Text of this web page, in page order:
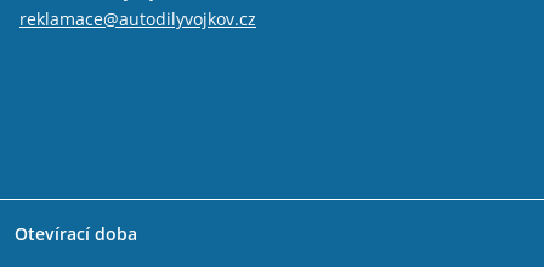
reklamace@autodilyvojkov.cz
Otevírací doba